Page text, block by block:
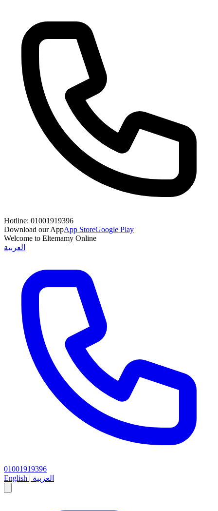
Hotline: 01001919396
Download our AppApp StoreGoogle Play
Welcome to Eltemamy Online
العربية
01001919396
English | العربية